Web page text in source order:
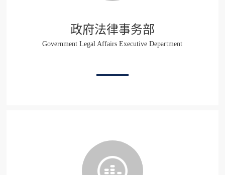
政府法律事务部
Government Legal Affairs Executive Department